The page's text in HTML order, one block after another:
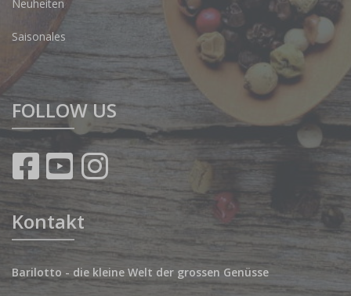
Neuheiten
Saisonales
FOLLOW US
Kontakt
Barilotto - die kleine Welt der grossen Genüsse